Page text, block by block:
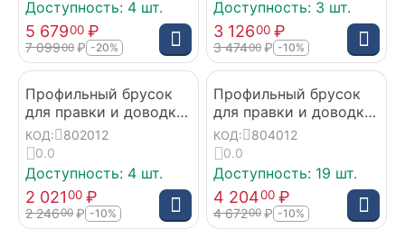
Доступность: 4 шт.
5 67900 ₽
7 09900 ₽ -20%
Доступность: 3 шт.
3 12600 ₽
3 47400 ₽ -10%
Профильный брусок
для правки и доводки
инструмента 20 см
КОД:
802012
0.0
Доступность: 4 шт.
2 02100 ₽
2 24600 ₽ -10%
Профильный брусок
для правки и доводки
инструмента 40 см
КОД:
804012
0.0
Доступность: 19 шт.
4 20400 ₽
4 67200 ₽ -10%